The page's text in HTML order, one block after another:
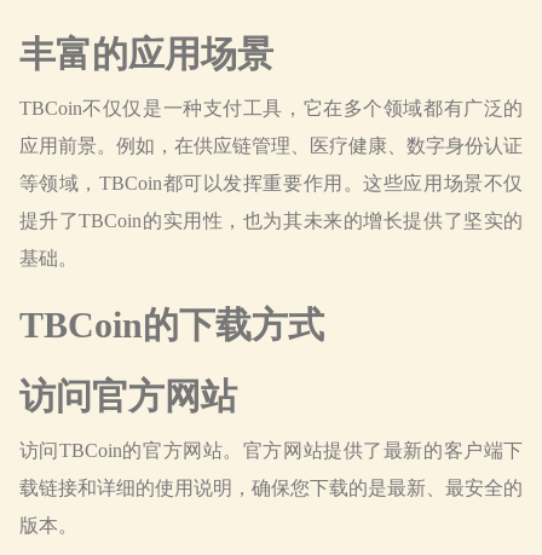
丰富的应用场景
TBCoin不仅仅是一种支付工具，它在多个领域都有广泛的
应用前景。例如，在供应链管理、医疗健康、数字身份认证
等领域，TBCoin都可以发挥重要作用。这些应用场景不仅
提升了TBCoin的实用性，也为其未来的增长提供了坚实的
基础。
TBCoin的下载方式
访问官方网站
访问TBCoin的官方网站。官方网站提供了最新的客户端下
载链接和详细的使用说明，确保您下载的是最新、最安全的
版本。